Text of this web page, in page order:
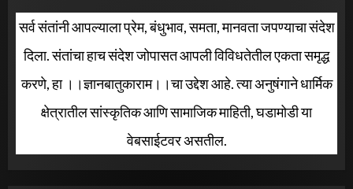
सर्व संतांनी आपल्याला प्रेम, बंधुभाव, समता, मानवता जपण्याचा संदेश
दिला. संतांचा हाच संदेश जोपासत आपली विविधतेतील एकता समृद्ध
करणे, हा ।।ज्ञानबातुकाराम।।चा उद्देश आहे. त्या अनुषंगाने धार्मिक
क्षेत्रातील सांस्कृतिक आणि सामाजिक माहिती, घडामोडी या
वेबसाईटवर असतील.